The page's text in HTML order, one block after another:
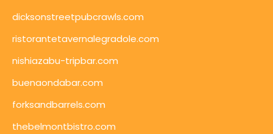
dicksonstreetpubcrawls.com
ristorantetavernalegradole.com
nishiazabu-tripbar.com
buenaondabar.com
forksandbarrels.com
thebelmontbistro.com